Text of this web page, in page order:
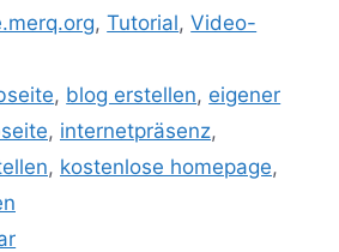
,Tutorial,Video-
, blog erstellen, eigener
, internetpräsenz,
, kostenlose homepage,